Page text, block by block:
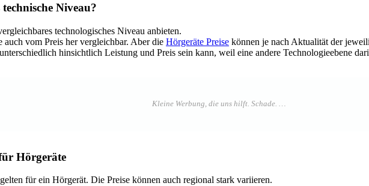
Niveau?
technologisches Niveau anbieten.
auch vom Preis her vergleichbar. Aber die Hörgeräte Preise können je nach Aktualität der
hinsichtlich Leistung und Preis sein kann, weil eine andere Technologieebene
Hörgeräte
für ein Hörgerät. Die Preise können auch regional stark variieren.